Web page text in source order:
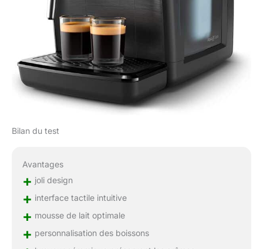
Bilan du test
Avantages
+ joli design
+ interface tactile intuitive
+ mousse de lait optimale
+ personnalisation des boissons